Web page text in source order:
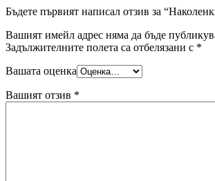
Бъдете първият написал отзив за
Вашият имейл адрес няма да бъде
Задължителните полета са отбелязани с *
Вашата оценка
Вашият отзив *